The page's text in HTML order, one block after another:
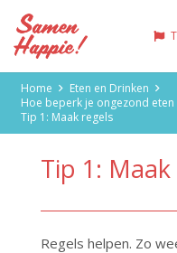
Home
Eten en Drinken
Hoe beperk je ongezond
Tip 1: Maak regels
Tip 1:
Regels helpen. Zo